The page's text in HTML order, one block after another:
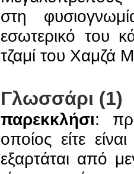
στη
εσωτερικό του
τζαμί του Χαμζά
Γλωσσάρι (1)
παρεκκλήσι:
οποίος είτε
εξαρτάται από